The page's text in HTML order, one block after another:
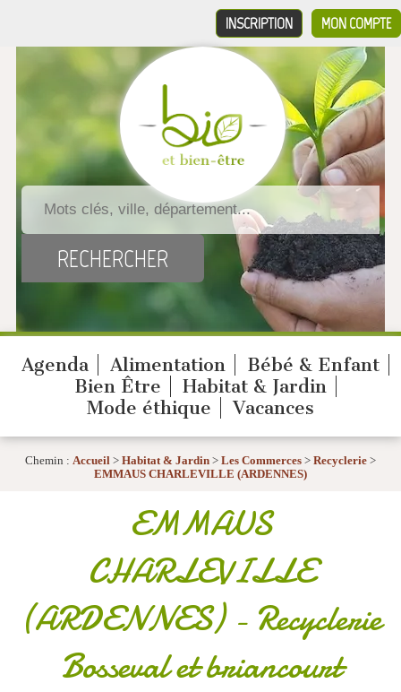
MON COMPTE
INSCRIPTION
Agenda Alimentation
Bébé & Enfant
Bien Être
Habitat & Jardin
Mode éthique
Vacances
Chemin : Accueil > Habitat & Jardin > Les Commerces > Recyclerie >
EMMAUS CHARLEVILLE (ARDENNES)
EMMAUS
CHARLEVILLE
(ARDENNES)- Recyclerie
Bosseval et briancourt